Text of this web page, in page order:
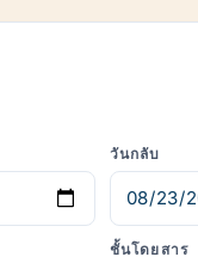
วันกลับ
ชั้นโดยสาร